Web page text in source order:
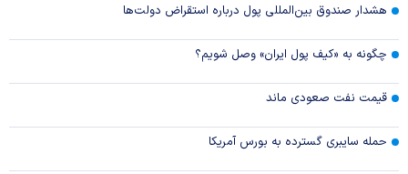
هشدار صندوق بین‌المللی پول درباره استقراض دولت‌ها
چگونه به «کیف پول ایران» وصل شویم؟
قیمت نفت صعودی ماند
حمله سایبری گسترده به بورس آمریکا